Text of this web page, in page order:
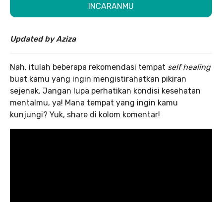
INCARANMU
Updated by Aziza
Nah, itulah beberapa rekomendasi tempat self healing
buat kamu yang ingin mengistirahatkan pikiran
sejenak. Jangan lupa perhatikan kondisi kesehatan
mentalmu, ya! Mana tempat yang ingin kamu
kunjungi? Yuk, share di kolom komentar!